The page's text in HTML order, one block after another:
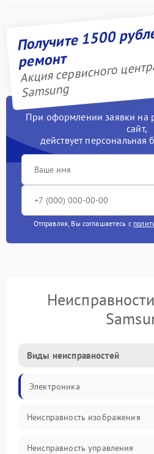
Получите 1500
ремонт
Акция сервисного
Samsung
При оформлении заявки на
сайт,
действует персональная
Отправляя, Вы соглашаетесь с
Виды неисправностей
Электроника
Неисправность изображения
Неисправность управления